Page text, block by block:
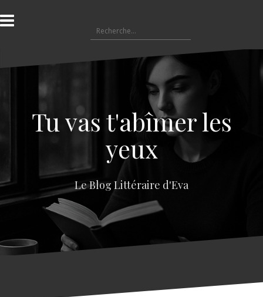
l
a
e
e
Tu vas t'abîmer les
yeux
Le Blog Littéraire d'Eva